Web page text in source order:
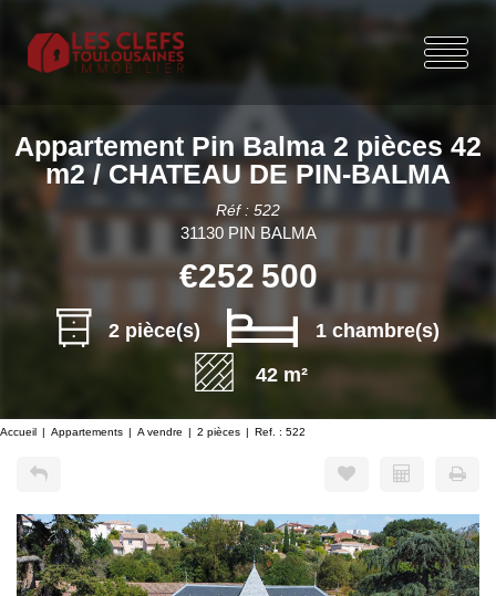
Appartement Pin Balma 2 pièces 42
m2 / CHATEAU DE PIN-BALMA
Réf : 522
31130 PIN BALMA
€252 500
2 pièce(s)
1 chambre(s)
42 m²
Accueil Appartements A vendre 2 pièces Ref. : 522